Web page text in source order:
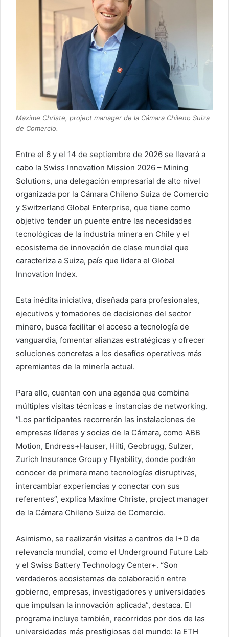
Maxime Christe, project manager de la Cámara Chileno Suiza
de Comercio.
Entre el 6 y el 14 de septiembre de 2026 se llevará a
cabo la Swiss Innovation Mission 2026 – Mining
Solutions, una delegación empresarial de alto nivel
organizada por la Cámara Chileno Suiza de Comercio
y Switzerland Global Enterprise, que tiene como
objetivo tender un puente entre las necesidades
tecnológicas de la industria minera en Chile y el
ecosistema de innovación de clase mundial que
caracteriza a Suiza, país que lidera el Global
Innovation Index.
Esta inédita iniciativa, diseñada para profesionales,
ejecutivos y tomadores de decisiones del sector
minero, busca facilitar el acceso a tecnología de
vanguardia, fomentar alianzas estratégicas y ofrecer
soluciones concretas a los desafíos operativos más
apremiantes de la minería actual.
Para ello, cuentan con una agenda que combina
múltiples visitas técnicas e instancias de networking.
“Los participantes recorrerán las instalaciones de
empresas líderes y socias de la Cámara, como ABB
Motion, Endress+Hauser, Hilti, Geobrugg, Sulzer,
Zurich Insurance Group y Flyability, donde podrán
conocer de primera mano tecnologías disruptivas,
intercambiar experiencias y conectar con sus
referentes”, explica Maxime Christe, project manager
de la Cámara Chileno Suiza de Comercio.
Asimismo, se realizarán visitas a centros de I+D de
relevancia mundial, como el Underground Future Lab
y el Swiss Battery Technology Center+. “Son
verdaderos ecosistemas de colaboración entre
gobierno, empresas, investigadores y universidades
que impulsan la innovación aplicada”, destaca. El
programa incluye también, recorridos por dos de las
universidades más prestigiosas del mundo: la ETH